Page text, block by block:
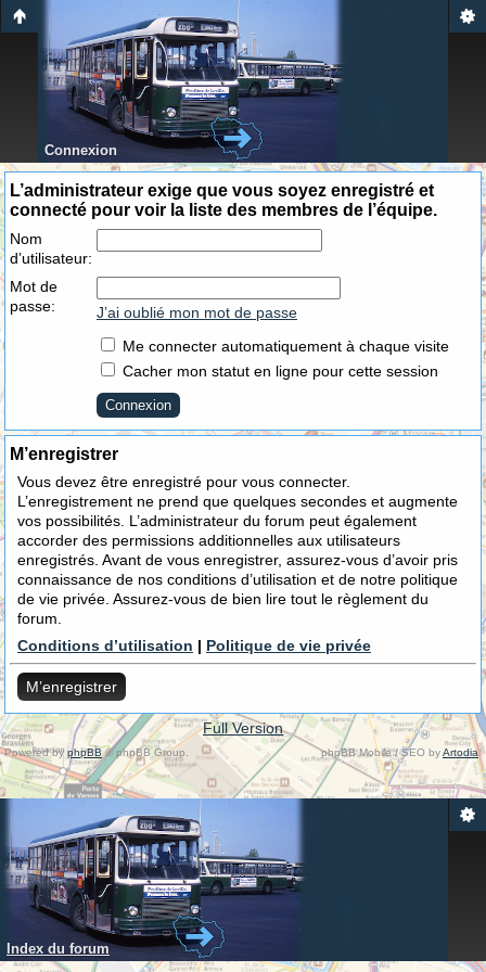
Connexion
L’administrateur exige que vous soyez enregistré et
connecté pour voir la liste des membres de l’équipe.
Nom
d’utilisateur:
Mot de
passe:
J’ai oublié mon mot de passe
Me connecter automatiquement à chaque visite
Cacher mon statut en ligne pour cette session
M’enregistrer
Vous devez être enregistré pour vous connecter.
L’enregistrement ne prend que quelques secondes et augmente
vos possibilités. L’administrateur du forum peut également
accorder des permissions additionnelles aux utilisateurs
enregistrés. Avant de vous enregistrer, assurez-vous d’avoir pris
connaissance de nos conditions d’utilisation et de notre politique
de vie privée. Assurez-vous de bien lire tout le règlement du
forum.
Conditions d’utilisation | Politique de vie privée
M’enregistrer
Full Version
Powered byphpBB© phpBB Group. phpBB Mobile / SEO byArtodia.
Index du forum